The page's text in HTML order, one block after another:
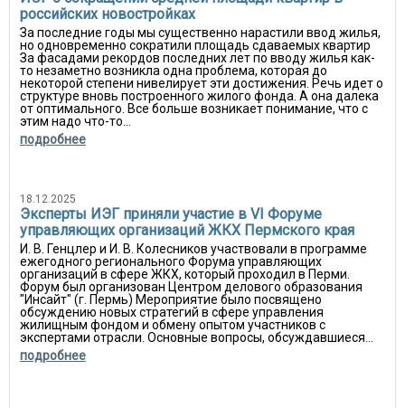
российских новостройках
За последние годы мы существенно нарастили ввод жилья,
но одновременно сократили площадь сдаваемых квартир
За фасадами рекордов последних лет по вводу жилья как-
то незаметно возникла одна проблема, которая до
некоторой степени нивелирует эти достижения. Речь идет о
структуре вновь построенного жилого фонда. А она далека
от оптимального. Все больше возникает понимание, что с
этим надо что-то...
подробнее
18.12.2025
Эксперты ИЭГ приняли участие в VI Форуме
управляющих организаций ЖКХ Пермского края
И. В. Генцлер и И. В. Колесников участвовали в программе
ежегодного регионального Форума управляющих
организаций в сфере ЖКХ, который проходил в Перми.
Форум был организован Центром делового образования
"Инсайт" (г. Пермь) Мероприятие было посвящено
обсуждению новых стратегий в сфере управления
жилищным фондом и обмену опытом участников с
экспертами отрасли. Основные вопросы, обсуждавшиеся...
подробнее